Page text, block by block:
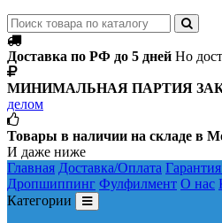
Доставка по РФ до 5 дней Но
МИНИМАЛЬНАЯ ПАРТИЯ
делом
Товары в наличии на складе в
И даже ниже
Главная Доставка/Оплата
Дропшиппинг Фулфилмент О нас
Категории